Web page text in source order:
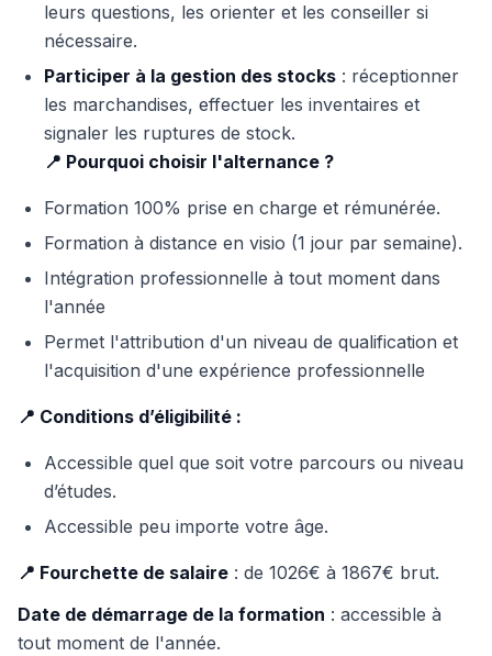
leurs questions, les orienter et les conseiller si
nécessaire.
Participer à la gestion des stocks : réceptionner
les marchandises, effectuer les inventaires et
signaler les ruptures de stock.
📍 Pourquoi choisir l'alternance ?
Formation 100% prise en charge et rémunérée.
Formation à distance en visio (1 jour par semaine).
Intégration professionnelle à tout moment dans
l'année
Permet l'attribution d'un niveau de qualification et
l'acquisition d'une expérience professionnelle
📍 Conditions d’éligibilité :
Accessible quel que soit votre parcours ou niveau
d’études.
Accessible peu importe votre âge.
📍 Fourchette de salaire : de 1026€ à 1867€ brut.
Date de démarrage de la formation : accessible à
tout moment de l'année.